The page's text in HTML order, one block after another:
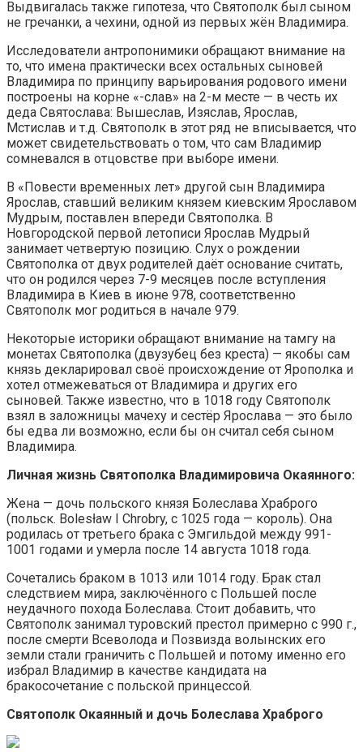
Выдвигалась также гипотеза, что Святополк был сыном
не гречанки, а чехини, одной из первых жён Владимира.
Исследователи антропонимики обращают внимание на
то, что имена практически всех остальных сыновей
Владимира по принципу варьирования родового имени
построены на корне «-слав» на 2-м месте — в честь их
деда Святослава: Вышеслав, Изяслав, Ярослав,
Мстислав и т.д. Святополк в этот ряд не вписывается, что
может свидетельствовать о том, что сам Владимир
сомневался в отцовстве при выборе имени.
В «Повести временных лет» другой сын Владимира
Ярослав, ставший великим князем киевским Ярославом
Мудрым, поставлен впереди Святополка. В
Новгородской первой летописи Ярослав Мудрый
занимает четвертую позицию. Слух о рождении
Святополка от двух родителей даёт основание считать,
что он родился через 7-9 месяцев после вступления
Владимира в Киев в июне 978, соответственно
Святополк мог родиться в начале 979.
Некоторые историки обращают внимание на тамгу на
монетах Святополка (двузубец без креста) — якобы сам
князь декларировал своё происхождение от Ярополка и
хотел отмежеваться от Владимира и других его
сыновей. Также известно, что в 1018 году Святополк
взял в заложницы мачеху и сестёр Ярослава — это было
бы едва ли возможно, если бы он считал себя сыном
Владимира.
Личная жизнь Святополка Владимировича Окаянного:
Жена — дочь польского князя Болеслава Храброго
(польск. Bolesław I Chrobry, с 1025 года — король). Она
родилась от третьего брака с Эмгильдой между 991-
1001 годами и умерла после 14 августа 1018 года.
Сочетались браком в 1013 или 1014 году. Брак стал
следствием мира, заключённого с Польшей после
неудачного похода Болеслава. Стоит добавить, что
Святополк занимал туровский престол примерно с 990 г.,
после смерти Всеволода и Позвизда волынских его
земли стали граничить с Польшей и потому именно его
избрал Владимир в качестве кандидата на
бракосочетание с польской принцессой.
Святополк Окаянный и дочь Болеслава Храброго